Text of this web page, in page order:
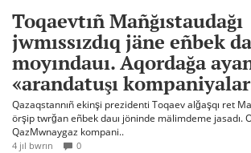
Toqaevtıñ Mañğıstaudağı
jwmıssızdıq jäne eñbek
moyındauı. Aqordağa
«arandatuşı
Qazaqstannıñ ekinşi prezidenti Toqaev alğaşqı ret
örşip twrğan eñbek dauı jöninde mälimdeme jasadı.
QazMwnaygaz kompani..
4 jıl bwrın 0